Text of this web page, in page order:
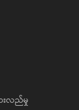
းလည်မှု